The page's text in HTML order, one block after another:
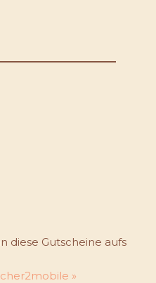
diese Gutscheine aufs
»